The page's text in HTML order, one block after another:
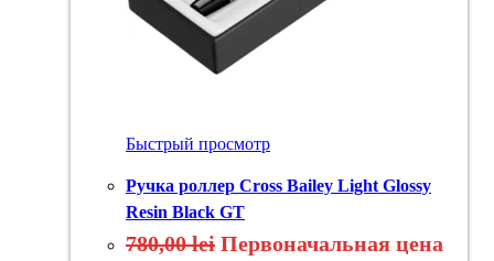
Быстрый просмотр
Ручка роллер Cross Bailey Light Glossy
Resin Black GT
780,00lei Первоначальная цена